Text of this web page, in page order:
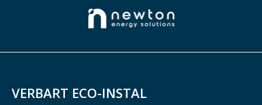
VERBART ECO-INSTAL